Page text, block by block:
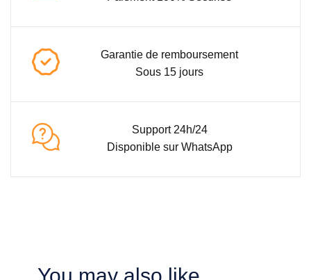
Garantie de remboursement
Sous 15 jours
Support 24h/24
Disponible sur WhatsApp
You may also like…